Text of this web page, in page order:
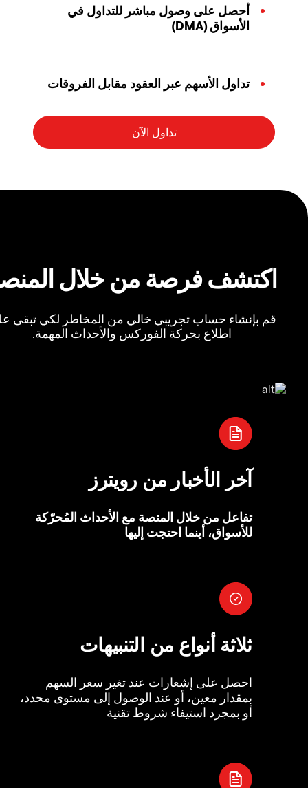
أحصل على وصول مباشر للتداول في
الأسواق (DMA)
تداول الأسهم عبر العقود مقابل الفروقات
اكتشف فرصة من خلال
قم بإنشاء حساب تجريبي خالي من المخاطر لكي تبقى
اطلاع بحركة الفوركس والأحداث المهمة.
آخر الأخبار من رويترز
تفاعل من خلال المنصة مع الأحداث المُحرّكة
للأسواق، أينما احتجت إليها
ثلاثة أنواع من التنبيهات
احصل على إشعارات عند تغير سعر السهم
بمقدار معين، أو عند الوصول إلى مستوى محدد،
أو بمجرد استيفاء شروط تقنية